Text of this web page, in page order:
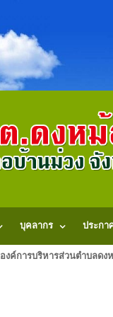
บุคลากร ประกา
องค์การบริหารส่วนตำบลดง